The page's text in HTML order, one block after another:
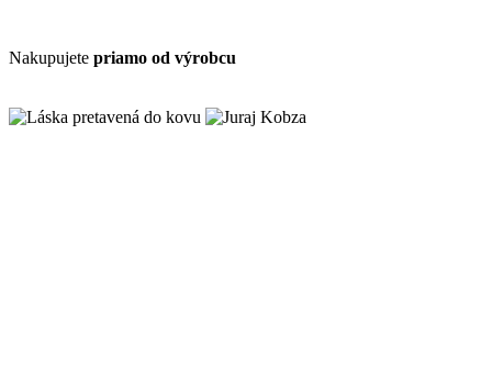
Nakupujete priamo od výrobcu